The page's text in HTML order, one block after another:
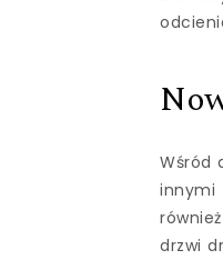
Wśród
drzwi